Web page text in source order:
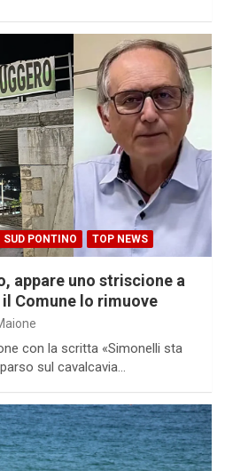
SUD PONTINO TOP NEWS
appare uno striscione a
Comune lo rimuove
con la scritta «Simonelli sta
sul cavalcavia…